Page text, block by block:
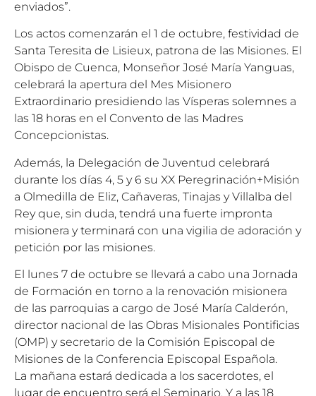
enviados”.
Los actos comenzarán el 1 de octubre, festividad de
Santa Teresita de Lisieux, patrona de las Misiones. El
Obispo de Cuenca, Monseñor José María Yanguas,
celebrará la apertura del Mes Misionero
Extraordinario presidiendo las Vísperas solemnes a
las 18 horas en el Convento de las Madres
Concepcionistas.
Además, la Delegación de Juventud celebrará
durante los días 4, 5 y 6 su XX Peregrinación+Misión
a Olmedilla de Eliz, Cañaveras, Tinajas y Villalba del
Rey que, sin duda, tendrá una fuerte impronta
misionera y terminará con una vigilia de adoración y
petición por las misiones.
El lunes 7 de octubre se llevará a cabo una Jornada
de Formación en torno a la renovación misionera
de las parroquias a cargo de José María Calderón,
director nacional de las Obras Misionales Pontificias
(OMP) y secretario de la Comisión Episcopal de
Misiones de la Conferencia Episcopal Española.
La mañana estará dedicada a los sacerdotes, el
lugar de encuentro será el Seminario. Y a las 18